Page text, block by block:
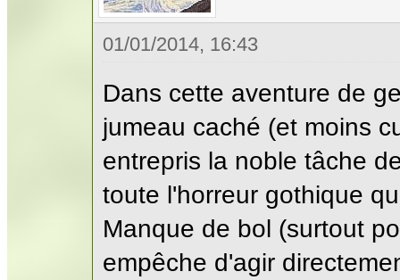
01/01/2014, 16:43
Dans cette aventure de
jumeau caché (et moins
entrepris la noble tâche
toute l'horreur gothique
Manque de bol (surtout
empêche d'agir